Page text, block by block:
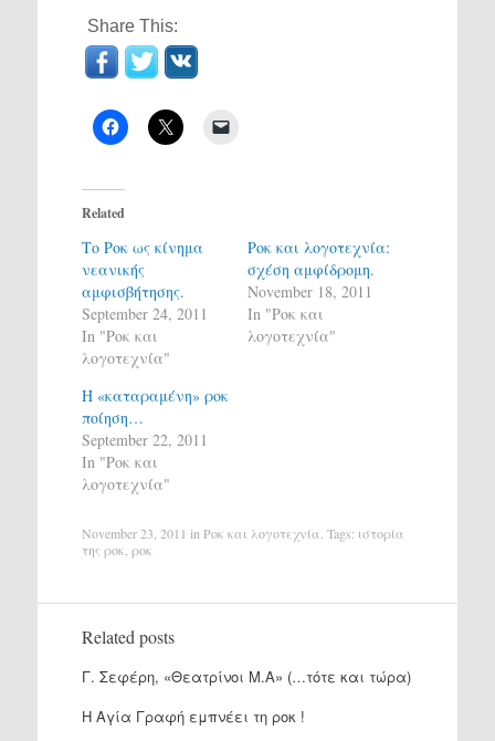
Share This:
Related
Το Ροκ ως κίνημα
νεανικής
αμφισβήτησης.
September 24, 2011
In "Ροκ και
λογοτεχνία"
Ροκ και λογοτεχνία:
σχέση αμφίδρομη.
November 18, 2011
In "Ροκ και
λογοτεχνία"
Η «καταραμένη» ροκ
ποίηση…
September 22, 2011
In "Ροκ και
λογοτεχνία"
November 23, 2011 in Ροκ και λογοτεχνία . Tags: ιστορία
της ροκ ροκ
Related posts
Γ. Σεφέρη, «Θεατρίνοι Μ.Α» (…τότε και τώρα)
Η Αγία Γραφή εμπνέει τη ροκ !